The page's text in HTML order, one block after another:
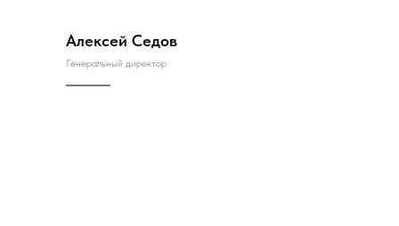
Алексей Седов
Генеральный директор